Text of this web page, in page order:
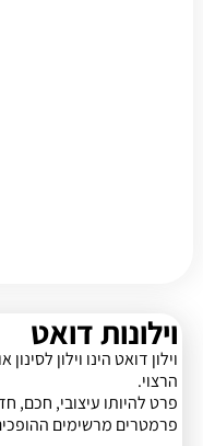
וילונות דואט
וילון דואט הינו וילון
הרצוי.
פרט להיותו עיצובי, חכם,
פרמטרים מרשימים